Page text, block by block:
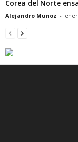
Corea del Norte
Alejandro Munoz -